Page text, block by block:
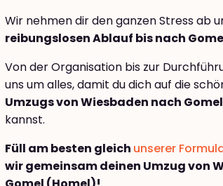
Wir nehmen dir den ganzen Stress ab
reibungslosen Ablauf bis nach
Von der Organisation bis zur
uns um alles, damit du dich auf die
Umzugs von Wiesbaden nach
kannst.
Füll am besten gleich unserer
wir gemeinsam deinen Umzug von